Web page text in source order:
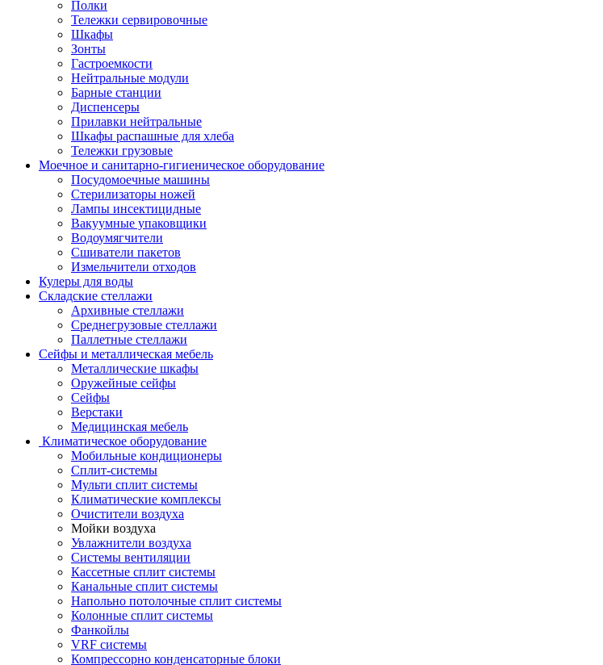
Полки
Тележки сервировочные
Шкафы
Зонты
Гастроемкости
Нейтральные модули
Барные станции
Диспенсеры
Прилавки нейтральные
Шкафы распашные для хлеба
Тележки грузовые
Моечное и санитарно-гигиеническое оборудование
Посудомоечные машины
Стерилизаторы ножей
Лампы инсектицидные
Вакуумные упаковщики
Водоумягчители
Сшиватели пакетов
Измельчители отходов
Кулеры для воды
Складские стеллажи
Архивные стеллажи
Среднегрузовые стеллажи
Паллетные стеллажи
Сейфы и металлическая мебель
Металлические шкафы
Оружейные сейфы
Сейфы
Верстаки
Медицинская мебель
Климатическое оборудование
Мобильные кондиционеры
Сплит-системы
Мульти сплит системы
Климатические комплексы
Очистители воздуха
Мойки воздуха
Увлажнители воздуха
Системы вентиляции
Кассетные сплит системы
Канальные сплит системы
Напольно потолочные сплит системы
Колонные сплит системы
Фанкойлы
VRF системы
Компрессорно конденсаторные блоки